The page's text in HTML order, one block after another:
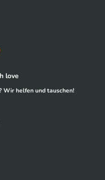
love
Wir helfen und tauschen!
zu Element 1
zu Element 2
zu Element 3
zu Element 4